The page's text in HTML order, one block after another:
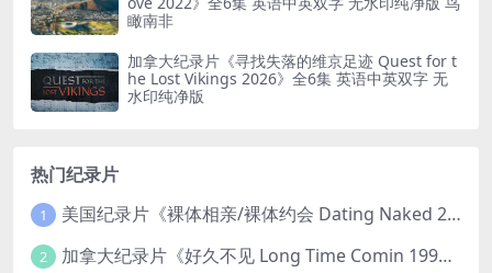
瞰南非
加拿大纪录片《寻找失落的维京足迹 Quest for t
he Lost Vikings 2026》全6集 英语中英双字 无
水印纯净版
热门纪录片
1 美国纪录片《裸体相亲/裸体约会 Dating Naked 2014-2016》第1-3季全33集 英语中英双字 无水印纯净版 1080P/MKV/85.6G 裸体相亲真人秀
2 加拿大纪录片《好久不见 Long Time Comin 1993》英语中英双字 官方纯净版 1080P/MKV/1G 女同性艺术家